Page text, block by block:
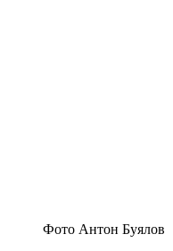
Фото Антон Буялов